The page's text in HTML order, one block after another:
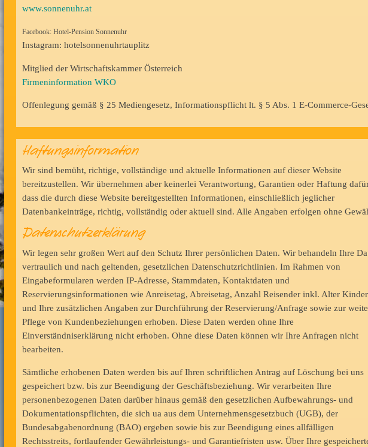
www.sonnenuhr.at
Facebook: Hotel-Pension Sonnenuhr
Instagram: hotelsonnenuhrtauplitz
Mitglied der Wirtschaftskammer Österreich
Firmeninformation WKO
Offenlegung gemäß § 25 Mediengesetz, Informationspflicht lt. § 5 Abs. 1 E-Commerce-
Haftungsinformation
Wir sind bemüht, richtige, vollständige und aktuelle Informationen auf dieser Website
bereitzustellen. Wir übernehmen aber keinerlei Verantwortung, Garantien oder Haftung
dass die durch diese Website bereitgestellten Informationen, einschließlich jeglicher
Datenbankeinträge, richtig, vollständig oder aktuell sind. Alle Angaben erfolgen ohne
Datenschutzerklärung
Wir legen sehr großen Wert auf den Schutz Ihrer persönlichen Daten. Wir behandeln Ihre
vertraulich und nach geltenden, gesetzlichen Datenschutzrichtlinien. Im Rahmen von
Eingabeformularen werden IP-Adresse, Stammdaten, Kontaktdaten und
Reservierungsinformationen wie Anreisetag, Abreisetag, Anzahl Reisender inkl. Alter Kinder
und Ihre zusätzlichen Angaben zur Durchführung der Reservierung/Anfrage sowie zur
Pflege von Kundenbeziehungen erhoben. Diese Daten werden ohne Ihre
Einverständniserklärung nicht erhoben. Ohne diese Daten können wir Ihre Anfragen nicht
bearbeiten.
Sämtliche erhobenen Daten werden bis auf Ihren schriftlichen Antrag auf Löschung bei uns
gespeichert bzw. bis zur Beendigung der Geschäftsbeziehung. Wir verarbeiten Ihre
personenbezogenen Daten darüber hinaus gemäß den gesetzlichen Aufbewahrungs- und
Dokumentationspflichten, die sich ua aus dem Unternehmensgesetzbuch (UGB), der
Bundesabgabenordnung (BAO) ergeben sowie bis zur Beendigung eines allfälligen
Rechtsstreits, fortlaufender Gewährleistungs- und Garantiefristen usw. Über Ihre